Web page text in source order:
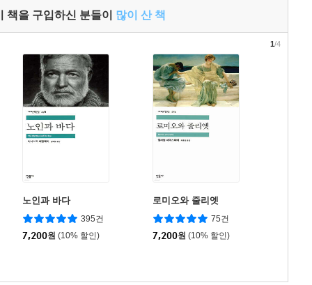
책을 구입하신 분들이 많이 산 책
노인과 바다
395건
7,200원 (10% 할인)
로미오와 줄리엣
75건
7,200원 (10% 할인)
1/4